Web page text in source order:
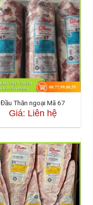
Đầu Thăn ngoại Mã 67
Giá: Liên hệ